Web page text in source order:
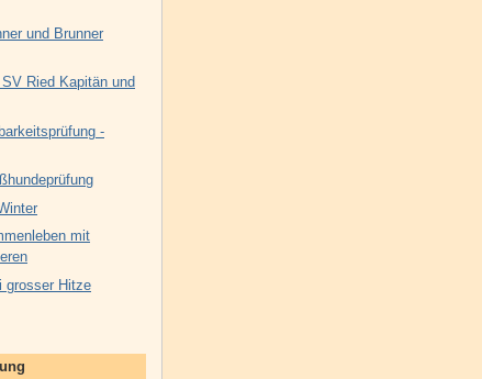
und Brunner
Ried Kapitän und
-
mit
grosser Hitze